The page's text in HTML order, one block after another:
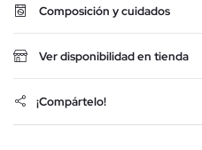
Composición y cuidados
Ver disponibilidad en tienda
¡Compártelo!